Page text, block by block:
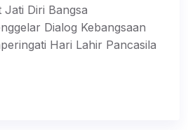
Diri Bangsa
Dialog Kebangsaan
Hari Lahir Pancasila